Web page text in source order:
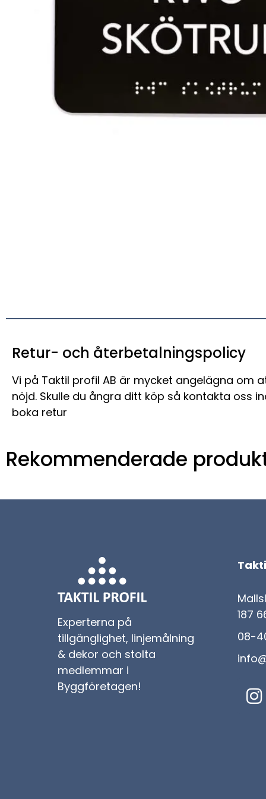
Retur- och återbetalningspolicy
Vi på Taktil profil AB är mycket angelägna om
nöjd. Skulle du ångra ditt köp så kontakta oss
boka retur
Rekommenderade
Experterna på
tillgänglighet, linjemålning
& dekor och stolta
medlemmar i
Byggföretagen!
187
08-